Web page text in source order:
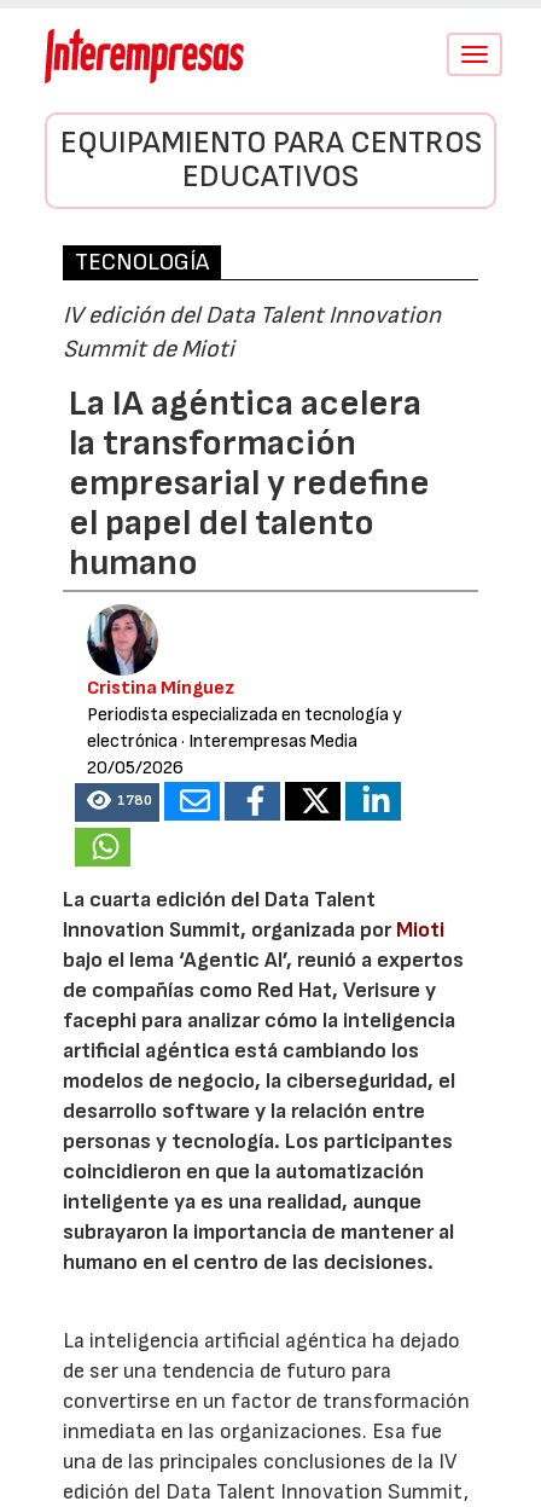
Conmutar
EQUIPAMIENTO PARA CENTROS
EDUCATIVOS
TECNOLOGÍA
IV edición del Data Talent Innovation
Summit de Mioti
La IA agéntica acelera
la transformación
empresarial y redefine
el papel del talento
humano
Cristina Mínguez
Periodista especializada en tecnología y
electrónica· Interempresas Media
20/05/2026
1780
La cuarta edición del Data Talent
Innovation Summit, organizada porMioti
bajo el lema ‘Agentic AI’, reunió a expertos
de compañías como Red Hat, Verisure y
facephi para analizar cómo la inteligencia
artificial agéntica está cambiando los
modelos de negocio, la ciberseguridad, el
desarrollo software y la relación entre
personas y tecnología. Los participantes
coincidieron en que la automatización
inteligente ya es una realidad, aunque
subrayaron la importancia de mantener al
humano en el centro de las decisiones.
La inteligencia artificial agéntica ha dejado
de ser una tendencia de futuro para
convertirse en un factor de transformación
inmediata en las organizaciones. Esa fue
una de las principales conclusiones de la IV
edición del Data Talent Innovation Summit,